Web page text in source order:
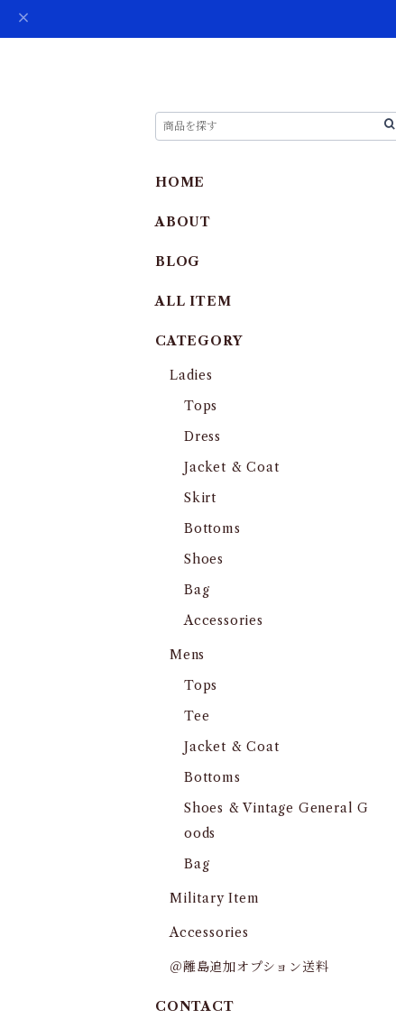
HOME
ABOUT
BLOG
ALL ITEM
CATEGORY
Ladies
Tops
Dress
Jacket & Coat
Skirt
Bottoms
Shoes
Bag
Accessories
Mens
Tops
Tee
Jacket & Coat
Bottoms
Shoes & Vintage General G
oods
Bag
Military Item
Accessories
＠離島追加オプション送料
CONTACT